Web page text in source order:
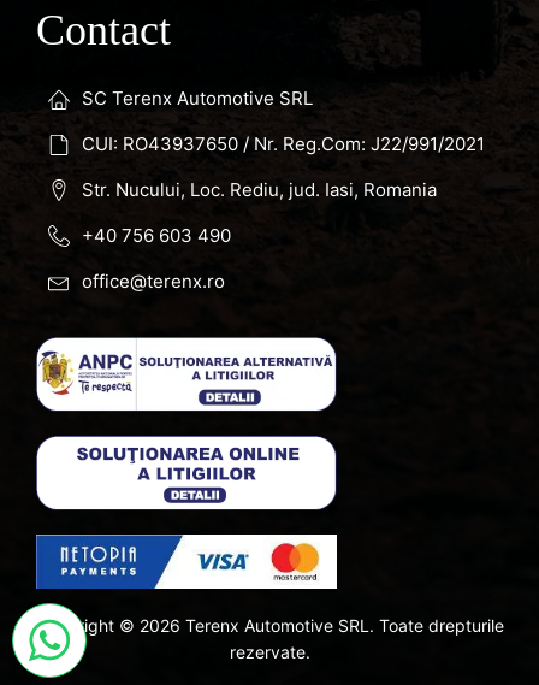
Contact
SC Terenx Automotive SRL
CUI: RO43937650 / Nr. Reg.Com: J22/991/2021
Str. Nucului, Loc. Rediu, jud. Iasi, Romania
+40 756 603 490
office@terenx.ro
Copyright © 2026 Terenx Automotive SRL. Toate drepturile
rezervate.